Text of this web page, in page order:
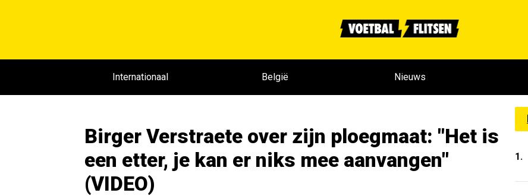
Internationaal België Nieuws
Birger Verstraete over zijn ploegmaat: "Het is
een etter, je kan er niks mee aanvangen"
(VIDEO)
1.